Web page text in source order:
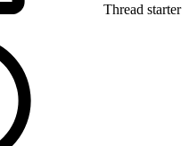
Thread starter